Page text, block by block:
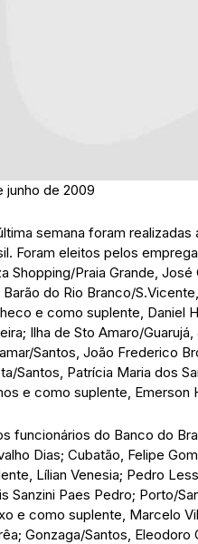
junho de 2009
semana foram
Foram eleitos pelos
Shopping/Praia Grande,
Barão do Rio Branco/
e como suplente, Daniel
Ilha de Sto Amaro/
Santos, João Frederico
Santos, Patrícia Maria dos
e como suplente, Emerson
funcionários do Banco do
Dias; Cubatão, Felipe
Lílian Venesia; Pedro
Sanzini Paes Pedro; Porto/
e como suplente, Marcelo
Gonzaga/Santos,